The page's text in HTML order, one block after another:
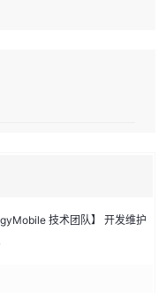
技术团队】 开发维护